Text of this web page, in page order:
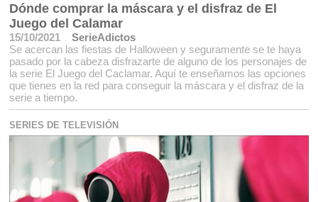
Dónde comprar la máscara y el disfraz de El
Juego del Calamar
15/10/2021
SerieAdictos
Se acercan las fiestas de Halloween y seguramente se te haya
pasado por la cabeza disfrazarte de alguno de los personajes de
la serie El Juego del Caclamar. Aquí te enseñamos las opciones
que tienes en la red para conseguir la máscara y el disfraz de la
serie a tiempo.
SERIES DE TELEVISIÓN